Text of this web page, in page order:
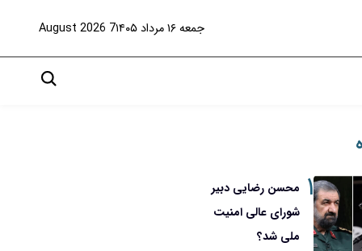
جمعه ۱۶ مرداد ۱۴۰۵ 7 August 2026
۱ محسن رضایی دبیر
شورای عالی امنیت
ملی شد؟